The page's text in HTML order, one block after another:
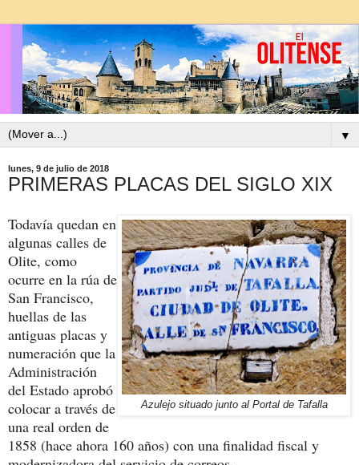
▼
lunes, 9 de julio de 2018
PRIMERAS PLACAS DEL SIGLO XIX
Azulejo situado junto al Portal de Tafalla
Todavía quedan en
algunas calles de
Olite, como
ocurre en la rúa de
San Francisco,
huellas de las
antiguas placas y
numeración que la
Administración
del Estado aprobó
colocar a través de
una real orden de
1858 (hace ahora 160 años) con una finalidad fiscal y